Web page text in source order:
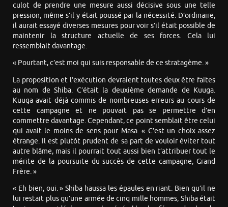
culot de prendre une mesure aussi décisive sous une telle
pression, même s’il y était poussé par la nécessité. D’ordinaire,
il aurait essayé diverses mesures pour voir s’il était possible de
maintenir la structure actuelle de ses forces. Cela lui
ressemblait davantage.
« Pourtant, c’est moi qui suis responsable de ce stratagème. »
La proposition et l’exécution devraient toutes deux être faites
au nom de Shiba. C’était la deuxième demande de Kuuga.
Kuuga avait déjà commis de nombreuses erreurs au cours de
cette campagne et ne pouvait pas se permettre d’en
commettre davantage. Cependant, ce point semblait être celui
qui avait le moins de sens pour Masa. « C’est un choix assez
étrange. Il est plutôt prudent de sa part de vouloir éviter tout
autre blâme, mais il pourrait tout aussi bien t’attribuer tout le
mérite de la poursuite du succès de cette campagne, Grand
Frère. »
« Eh bien, oui. » Shiba haussa les épaules en riant. Bien qu’il ne
lui restait plus qu’une armée de cinq mille hommes, Shiba était